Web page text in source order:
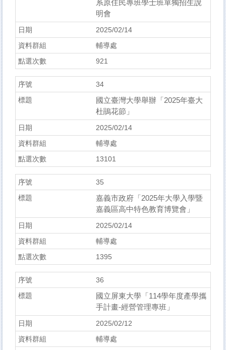
系原住民專班學士班單獨招生說
明會
2025/02/14
輔導處
921
34
國立臺灣大學舉辦「2025年臺大
杜鵑花節」
2025/02/14
輔導處
13101
35
嘉義市政府「2025年大學入學暨
嘉義區高中特色教育博覽會」
2025/02/14
輔導處
1395
36
國立屏東大學「114學年度產學攜
手計畫-經營管理專班」
2025/02/12
輔導處